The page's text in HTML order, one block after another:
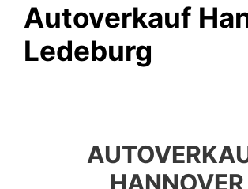
Autoverkauf
Ledeburg
HANNOVER